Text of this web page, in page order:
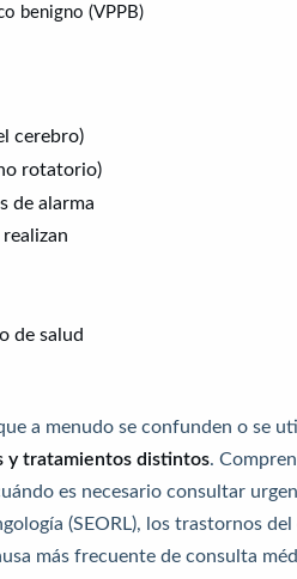
benigno (VPPB)
cerebro)
rotatorio)
de alarma
de salud
a menudo se confunden o se
y tratamientos distintos.
es necesario consultar
(SEORL), los trastornos
más frecuente de consulta